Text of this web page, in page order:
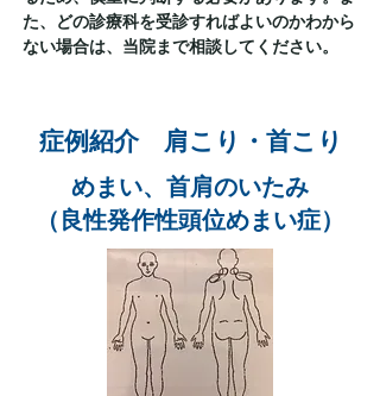
た、どの診療科を受診すればよいのかわから
ない場合は、当院まで相談してください。
​症例紹介 肩こり・首こり
めまい、首肩のいたみ
（良性発作性頭位めまい症）